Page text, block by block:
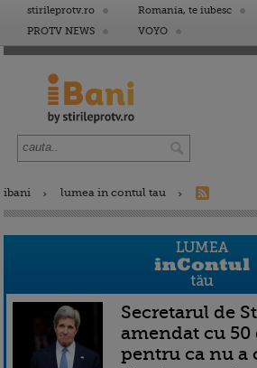
stirileprotv.ro Romania, te iubesc
PROTV NEWS
VOYO
ibani lumea in contul tau
Secretarul de
amendat cu 50
pentru ca nu a